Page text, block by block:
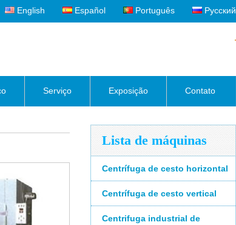
English Español Português Русский
Serviço Exposição Contato
Lista de máquinas
Centrífuga de cesto horizontal
Centrífuga de cesto vertical
Centrifuga industrial de